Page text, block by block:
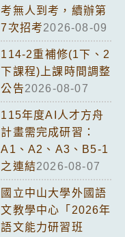
考無人到考，續辦第
7次招考2026-08-09
114-2重補修(1下、2
下課程)上課時間調整
公告2026-08-07
115年度AI人才方舟
計畫需完成研習：
A1、A2、A3、B5-1
之連結2026-08-07
國立中山大學外國語
文教學中心「2026年
語文能力研習班